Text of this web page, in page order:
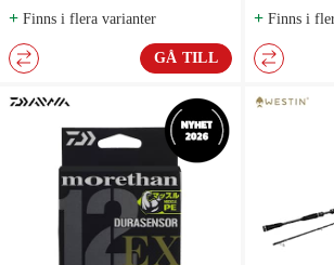
+ Finns i flera varianter
GÅ TILL
+ Finns i